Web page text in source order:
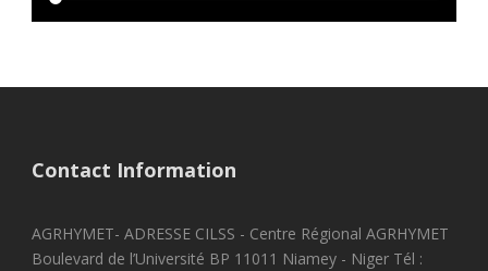
Contact Information
AGRHYMET- ADRESSE CILSS - Centre Régional AGRHYMET
Boulevard de l’Université BP 11011 Niamey - Niger Tél :